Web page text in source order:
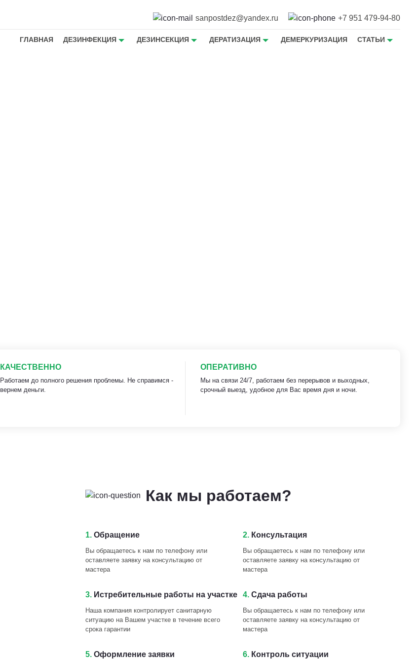
sanpostdez@yandex.ru +7 951 479-94-80
ГЛАВНАЯ ДЕЗИНФЕКЦИЯ ДЕЗИНСЕКЦИЯ ДЕРАТИЗАЦИЯ ДЕМЕРКУРИЗАЦИЯ СТАТЬИ
КАЧЕСТВЕННО
Работаем до полного решения проблемы. Не справимся -
вернем деньги.
ОПЕРАТИВНО
Мы на связи 24/7, работаем без перерывов и выходных,
срочный выезд, удобное для Вас время дня и ночи.
Как мы работаем?
1. Обращение
Вы обращаетесь к нам по телефону или
оставляете заявку на консультацию от
мастера
2. Консультация
Вы обращаетесь к нам по телефону или
оставляете заявку на консультацию от
мастера
3. Истребительные работы на участке
Наша компания контролирует санитарную
ситуацию на Вашем участке в течение всего
срока гарантии
4. Сдача работы
Вы обращаетесь к нам по телефону или
оставляете заявку на консультацию от
мастера
5. Оформление заявки 6. Контроль ситуации